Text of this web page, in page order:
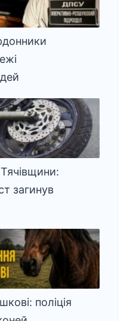
загинув
поліція